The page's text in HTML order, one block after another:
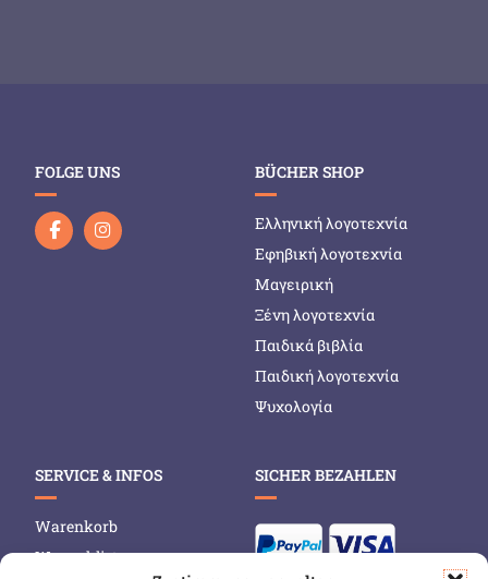
FOLGE UNS BÜCHER SHOP
Ελληνική λογοτεχνία
Εφηβική λογοτεχνία
Μαγειρική
Ξένη λογοτεχνία
Παιδικά βιβλία
Παιδική λογοτεχνία
Ψυχολογία
SERVICE & INFOS
Warenkorb
Wunschliste
SICHER BEZAHLEN